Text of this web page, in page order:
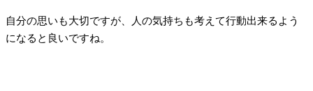
自分の思いも大切ですが、人の気持ちも考えて行動出来るよう
になると良いですね。